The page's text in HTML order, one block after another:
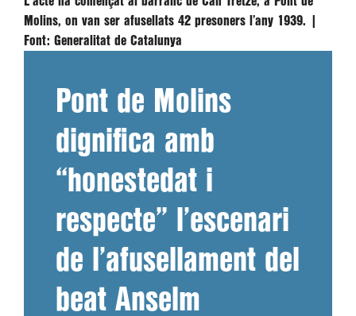
Molins, on van ser afusellats 42 presoners l’any 1939. |
Font: Generalitat de Catalunya
Pont de Molins
dignifica amb
“honestedat i
respecte” l’escenari
de l’afusellament del
beat Anselm